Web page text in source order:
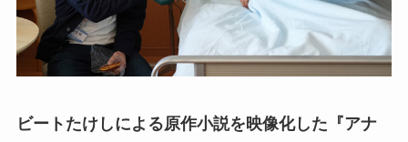
ビートたけしによる原作小説を映像化した『アナ